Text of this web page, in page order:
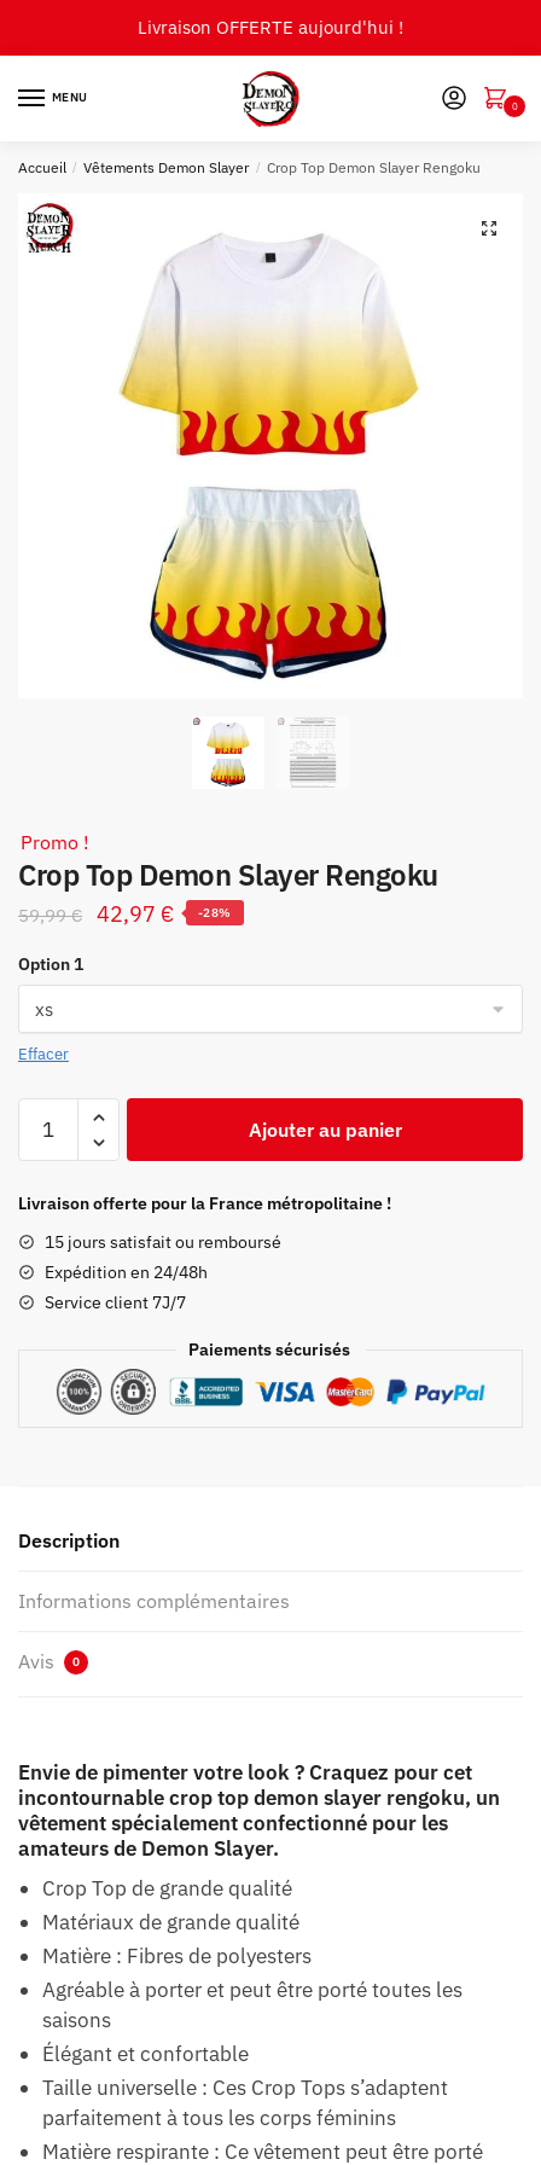
Livraison OFFERTE aujourd'hui !
MENU
0
Accueil / Vêtements Demon Slayer / Crop Top Demon Slayer Rengoku
🔍
Promo !
Crop Top Demon Slayer Rengoku
59,99€ Le
42,97 €Le
-28%
Option 1
Effacer
Top
Slayer
Rengoku
Ajouter au panier
Livraison offerte pour la France métropolitaine !
15 jours satisfait ou remboursé
Expédition en 24/48h
Service client 7J/7
Paiements sécurisés
Description
Informations complémentaires
Avis 0
Envie de pimenter votre look ? Craquez pour cet
incontournable crop top demon slayer rengoku, un
vêtement spécialement confectionné pour les
amateurs de Demon Slayer.
Crop Top de grande qualité
Matériaux de grande qualité
Matière : Fibres de polyesters
Agréable à porter et peut être porté toutes les
saisons
Élégant et confortable
Taille universelle : Ces Crop Tops s’adaptent
parfaitement à tous les corps féminins
Matière respirante : Ce vêtement peut être porté